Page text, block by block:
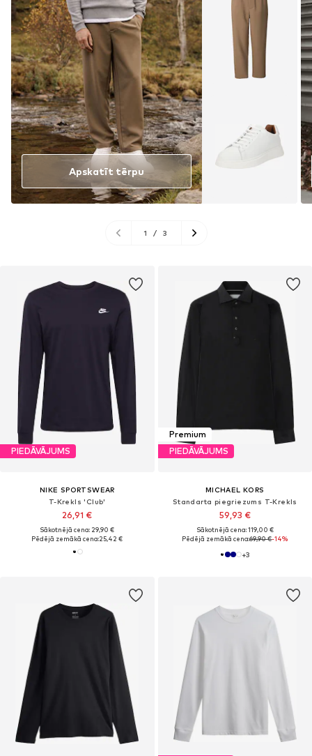
PIEDĀVĀJUMS
NIKE SPORTSWEAR
T-Krekls 'Club'
26,91 €
Sākotnējā cena: 29,90 €
Pēdējā zemākā cena:25,42 €
Premium
PIEDĀVĀJUMS
MICHAEL KORS
Standarta piegriezums T-Krekls
59,93 €
Sākotnējā cena: 119,00 €
Pēdējā zemākā cena:69,90 €-14%
+3
Apskatīt tērpu
1 / 3